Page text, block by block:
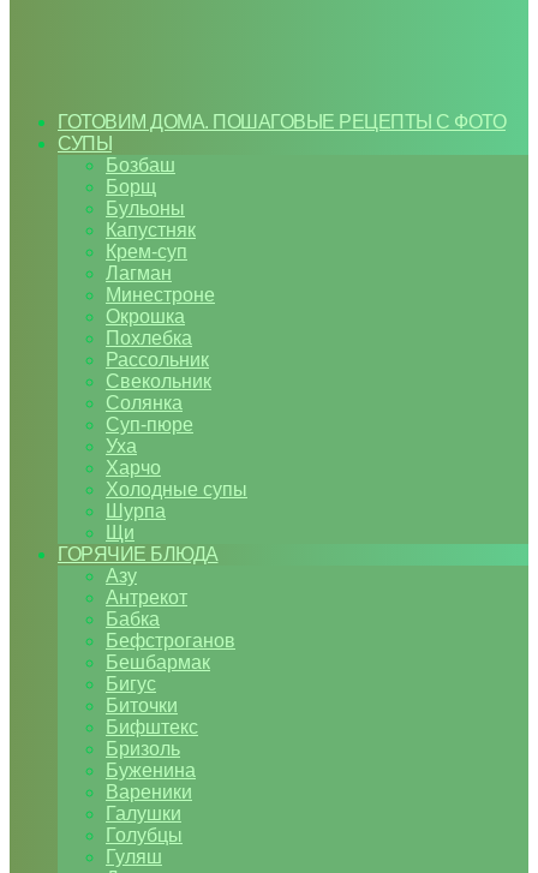
ГОТОВИМ ДОМА. ПОШАГОВЫЕ РЕЦЕПТЫ С ФОТО
СУПЫ
Бозбаш
Борщ
Бульоны
Капустняк
Крем-суп
Лагман
Минестроне
Окрошка
Похлебка
Рассольник
Свекольник
Солянка
Суп-пюре
Уха
Харчо
Холодные супы
Шурпа
Щи
ГОРЯЧИЕ БЛЮДА
Азу
Антрекот
Бабка
Бефстроганов
Бешбармак
Бигус
Биточки
Бифштекс
Бризоль
Буженина
Вареники
Галушки
Голубцы
Гуляш